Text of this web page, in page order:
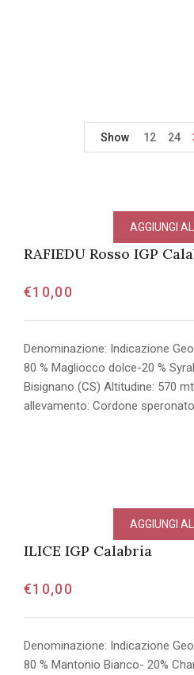
Show
12 24
RAFIEDU Rosso IGP
€10,00
AGGIUNGI
Denominazione: Indicazione
80 % Magliocco dolce-20 %
Bisignano (CS) Altitudine: 570
allevamento: Cordone
ILICE IGP Calabria
€10,00
AGGIUNGI
Denominazione: Indicazione
80 % Mantonio Bianco- 20%